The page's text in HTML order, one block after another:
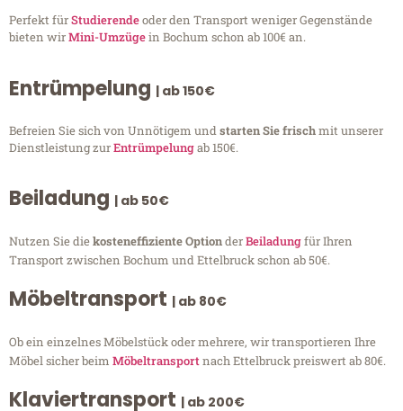
Perfekt fürStudierendeoder den Transport weniger Gegenstände
bieten wirMini-Umzügein Bochum schon ab 100€ an.
Entrümpelung | ab 150€
Befreien Sie sich von Unnötigem undstarten Sie frischmit unserer
Dienstleistung zurEntrümpelungab 150€.
Beiladung | ab 50€
Nutzen Sie diekosteneffiziente OptionderBeiladungfür Ihren
Transport zwischen Bochum und Ettelbruck schon ab 50€.
Möbeltransport | ab 80€
Ob ein einzelnes Möbelstück oder mehrere, wir transportieren Ihre
Möbel sicher beim Möbeltransportnach Ettelbruck preiswert ab 80€.
Klaviertransport | ab 200€